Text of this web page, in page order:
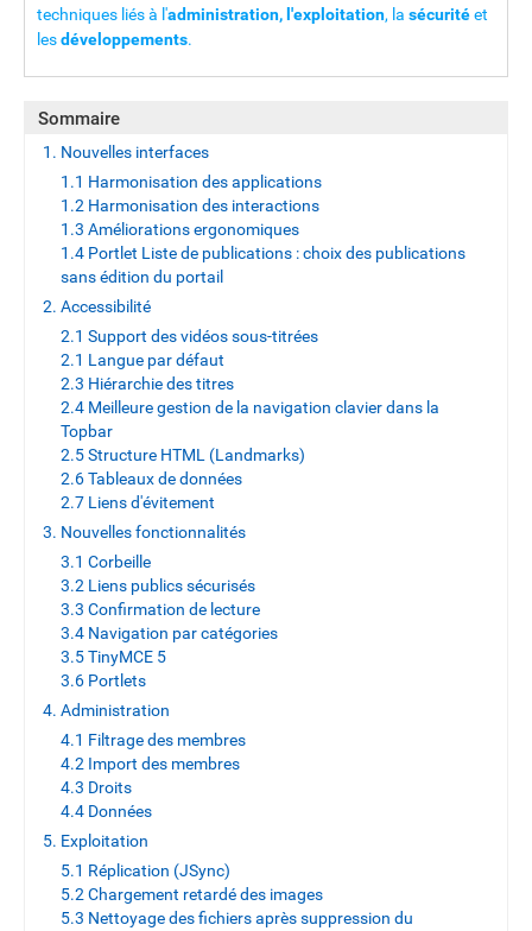
techniques liés à l'administration, l'exploitation, la sécuritéet
lesdéveloppements.
Sommaire
1. Nouvelles interfaces
1.1 Harmonisation des applications
1.2 Harmonisation des interactions
1.3 Améliorations ergonomiques
1.4 Portlet Liste de publications : choix des publications
sans édition du portail
2. Accessibilité
2.1 Support des vidéos sous-titrées
2.1 Langue par défaut
2.3 Hiérarchie des titres
2.4 Meilleure gestion de la navigation clavier dans la
Topbar
2.5 Structure HTML (Landmarks)
2.6 Tableaux de données
2.7 Liens d'évitement
3. Nouvelles fonctionnalités
3.1 Corbeille
3.2 Liens publics sécurisés
3.3 Confirmation de lecture
3.4 Navigation par catégories
3.5 TinyMCE 5
3.6 Portlets
4. Administration
4.1 Filtrage des membres
4.2 Import des membres
4.3 Droits
4.4 Données
5. Exploitation
5.1 Réplication (JSync)
5.2 Chargement retardé des images
5.3 Nettoyage des fichiers après suppression du